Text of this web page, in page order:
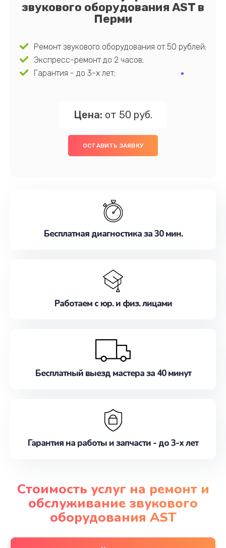
звукового оборудования AST в
Перми
Ремонт звукового оборудования от 50 рублей;
Экспресс-ремонт до 2 часов;
Гарантия - до 3-х лет;
Цена: от 50 руб.
ОСТАВИТЬ ЗАЯВКУ
Бесплатная диагностика за 30 мин.
Работаем с юр. и физ. лицами
Бесплатный выезд мастера за 40 минут
Гарантия на работы и запчасти - до 3-х лет
Стоимость услуг на ремонт и
обслуживание звукового
оборудования AST